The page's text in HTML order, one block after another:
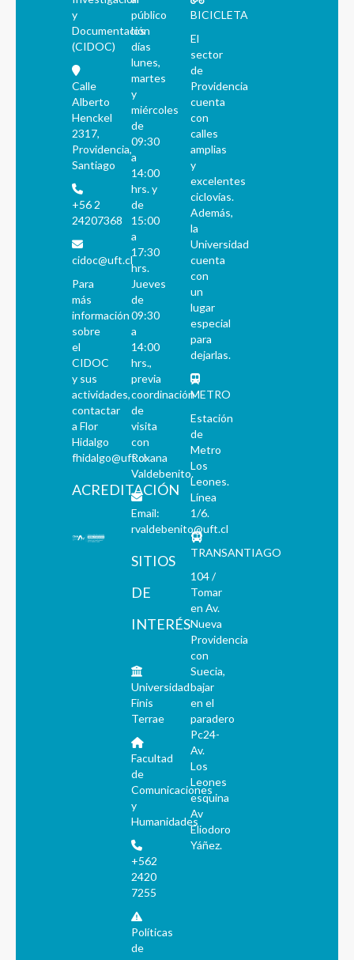
y
Documentación
(CIDOC)
Calle
Alberto
Henckel
2317,
Providencia,
Santiago
+56 2
24207368
cidoc@uft.cl
Para
más
información
sobre
el
CIDOC
y sus
actividades,
contactar
a Flor
Hidalgo
fhidalgo@uft.cl
ACREDITACIÓN
público
los
días
lunes,
martes
y
miércoles
de
09:30
a
14:00
hrs. y
de
15:00
a
17:30
hrs.
Jueves
de
09:30
a
14:00
hrs.,
previa
coordinación
de
visita
con
Roxana
Valdebenito.
Email:
rvaldebenito@uft.cl
SITIOS
DE
INTERÉS
Universidad
Finis
Terrae
Facultad
de
Comunicaciones
y
Humanidades
+562
2420
7255
Políticas
de
BICICLETA
El
sector
de
Providencia
cuenta
con
calles
amplias
y
excelentes
ciclovías.
Además,
la
Universidad
cuenta
con
un
lugar
especial
para
dejarlas.
METRO
Estación
de
Metro
Los
Leones.
Línea
1/6.
TRANSANTIAGO
104 /
Tomar
en Av.
Nueva
Providencia
con
Suecia,
bajar
en el
paradero
Pc24-
Av.
Los
Leones
esquina
Av
Eliodoro
Yáñez.